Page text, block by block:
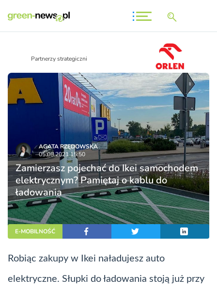
Partnerzy strategiczni
AGATA RZĘDOWSKA
05.08.2021 15:50
Zamierzasz pojechać do Ikei samochodem
elektrycznym? Pamiętaj o kablu do
ładowania
E-MOBILNOŚĆ
Robiąc zakupy w Ikei naładujesz auto
elektryczne. Słupki do ładowania stoją już przy